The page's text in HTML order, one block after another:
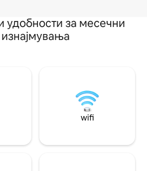
удобности за месечни
изнајмувања
wifi